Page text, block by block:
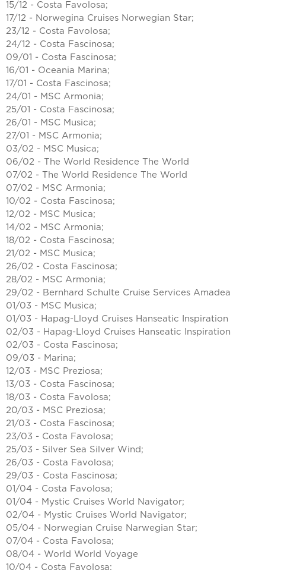
15/12 - Costa Favolosa;
17/12 - Norwegina Cruises Norwegian Star;
23/12 - Costa Favolosa;
24/12 - Costa Fascinosa;
09/01 - Costa Fascinosa;
16/01 - Oceania Marina;
17/01 - Costa Fascinosa;
24/01 - MSC Armonia;
25/01 - Costa Fascinosa;
26/01 - MSC Musica;
27/01 - MSC Armonia;
03/02 - MSC Musica;
06/02 - The World Residence The World
07/02 - The World Residence The World
07/02 - MSC Armonia;
10/02 - Costa Fascinosa;
12/02 - MSC Musica;
14/02 - MSC Armonia;
18/02 - Costa Fascinosa;
21/02 - MSC Musica;
26/02 - Costa Fascinosa;
28/02 - MSC Armonia;
29/02 - Bernhard Schulte Cruise Services Amadea
01/03 - MSC Musica;
01/03 - Hapag-Lloyd Cruises Hanseatic Inspiration
02/03 - Hapag-Lloyd Cruises Hanseatic Inspiration
02/03 - Costa Fascinosa;
09/03 - Marina;
12/03 - MSC Preziosa;
13/03 - Costa Fascinosa;
18/03 - Costa Favolosa;
20/03 - MSC Preziosa;
21/03 - Costa Fascinosa;
23/03 - Costa Favolosa;
25/03 - Silver Sea Silver Wind;
26/03 - Costa Favolosa;
29/03 - Costa Fascinosa;
01/04 - Costa Favolosa;
01/04 - Mystic Cruises World Navigator;
02/04 - Mystic Cruises World Navigator;
05/04 - Norwegian Cruise Narwegian Star;
07/04 - Costa Favolosa;
08/04 - World World Voyage
10/04 - Costa Favolosa;